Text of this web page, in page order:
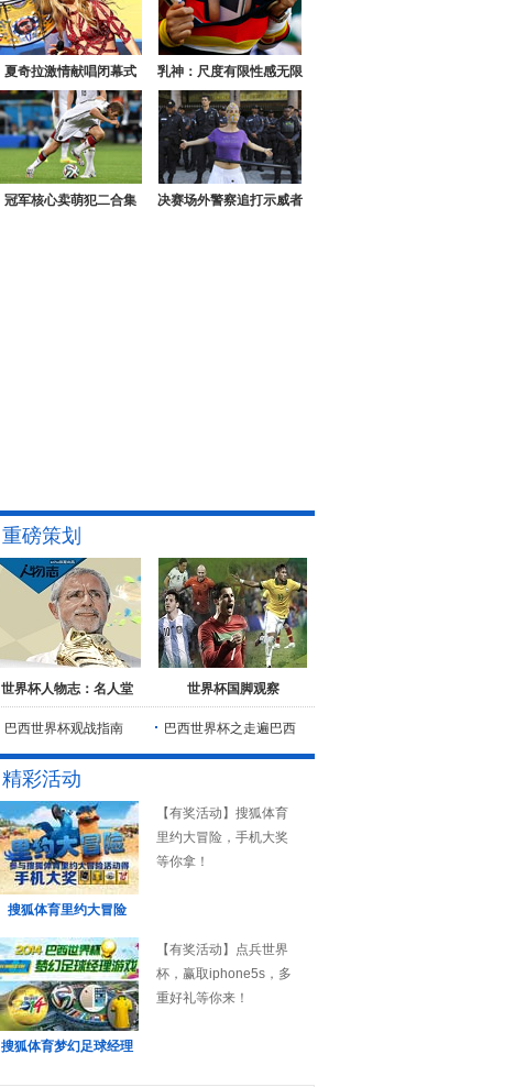
夏奇拉激情献唱闭幕式 乳神：尺度有限性感无限
冠军核心卖萌犯二合集 决赛场外警察追打示威者
重磅策划
世界杯人物志：名人堂 世界杯国脚观察
巴西世界杯观战指南 巴西世界杯之走遍巴西
精彩活动
搜狐体育里约大冒险
【有奖活动】搜狐体育
里约大冒险，手机大奖
等你拿！
搜狐体育梦幻足球经理
【有奖活动】点兵世界
杯，赢取iphone5s，多
重好礼等你来！